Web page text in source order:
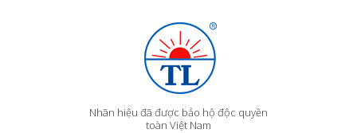
Nhãn hiệu đã được bảo hộ độc quyền
toàn Việt Nam